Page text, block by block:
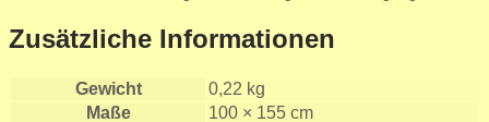
Zusätzliche Informationen
Gewicht
0,22 kg
Maße
100 × 155 cm